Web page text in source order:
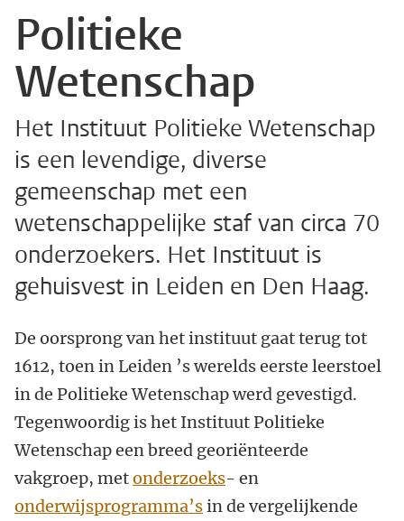
Politieke
Wetenschap
Het Instituut Politieke Wetenschap
is een levendige, diverse
gemeenschap met een
wetenschappelijke staf van circa 70
onderzoekers. Het Instituut is
gehuisvest in Leiden en Den Haag.
De oorsprong van het instituut gaat terug tot
1612, toen in Leiden ’s werelds eerste leerstoel
in de Politieke Wetenschap werd gevestigd.
Tegenwoordig is het Instituut Politieke
Wetenschap een breed georiënteerde
vakgroep, metonderzoeks- en
onderwijsprogramma’sin de vergelijkende